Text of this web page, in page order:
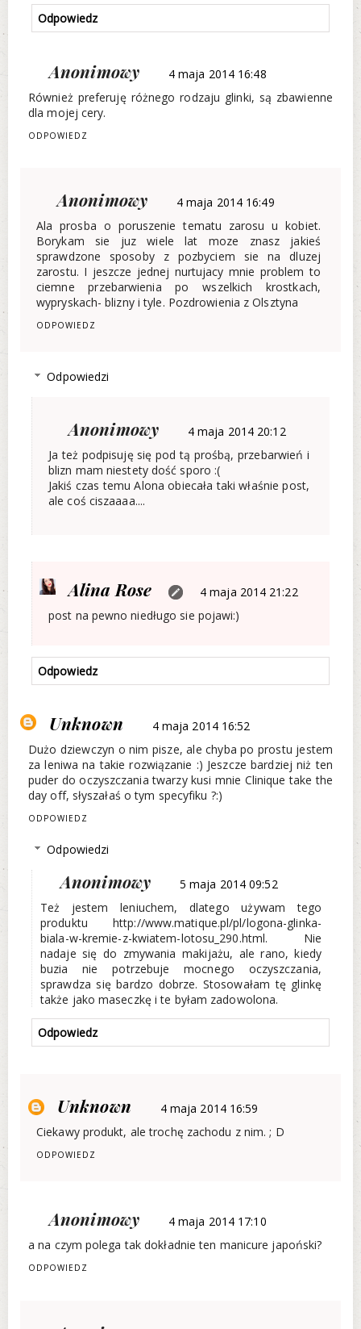
Odpowiedz
Anonimowy
4 maja 2014 16:48
Również preferuję różnego rodzaju glinki, są zbawienne
dla mojej cery.
ODPOWIEDZ
Anonimowy
4 maja 2014 16:49
Ala prosba o poruszenie tematu zarosu u kobiet.
Borykam sie juz wiele lat moze znasz jakieś
sprawdzone sposoby z pozbyciem sie na dluzej
zarostu. I jeszcze jednej nurtujacy mnie problem to
ciemne przebarwienia po wszelkich krostkach,
wypryskach- blizny i tyle. Pozdrowienia z Olsztyna
ODPOWIEDZ
Odpowiedzi
Anonimowy
4 maja 2014 20:12
Ja też podpisuję się pod tą prośbą, przebarwień i
blizn mam niestety dość sporo :(
Jakiś czas temu Alona obiecała taki właśnie post,
ale coś ciszaaaa....
Alina Rose
4 maja 2014 21:22
post na pewno niedługo sie pojawi:)
Odpowiedz
Unknown
4 maja 2014 16:52
Dużo dziewczyn o nim pisze, ale chyba po prostu jestem
za leniwa na takie rozwiązanie :) Jeszcze bardziej niż ten
puder do oczyszczania twarzy kusi mnie Clinique take the
day off, słyszałaś o tym specyfiku ?:)
ODPOWIEDZ
Odpowiedzi
Anonimowy
5 maja 2014 09:52
Też jestem leniuchem, dlatego używam tego
produktu http://www.matique.pl/pl/logona-glinka-
biala-w-kremie-z-kwiatem-lotosu_290.html. Nie
nadaje się do zmywania makijażu, ale rano, kiedy
buzia nie potrzebuje mocnego oczyszczania,
sprawdza się bardzo dobrze. Stosowałam tę glinkę
także jako maseczkę i te byłam zadowolona.
Odpowiedz
Unknown
4 maja 2014 16:59
Ciekawy produkt, ale trochę zachodu z nim. ; D
ODPOWIEDZ
Anonimowy
4 maja 2014 17:10
a na czym polega tak dokładnie ten manicure japoński?
ODPOWIEDZ